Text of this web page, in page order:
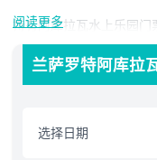
持有阿库拉瓦水上乐园
激。波浪池是主要亮点
乐趣。对于更年幼的游
浅水池，确保孩子们安
兰萨罗特的阿库拉瓦水
阅读更多
兰萨罗特阿库拉
选择日期